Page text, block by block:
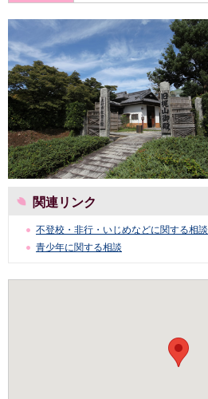
関連リンク
不登校・非行・いじめなどに関する相談
青少年に関する相談